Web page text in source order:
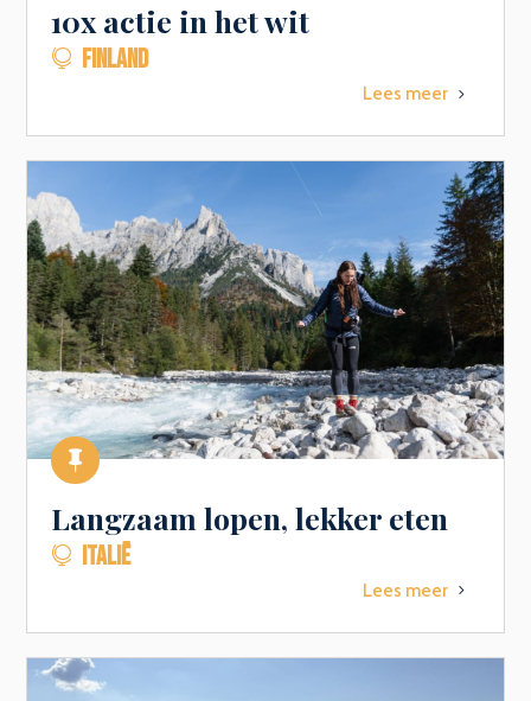
10x actie in het wit
 FINLAND
Lees meer 5

Langzaam lopen, lekker eten
 ITALIË
Lees meer 5